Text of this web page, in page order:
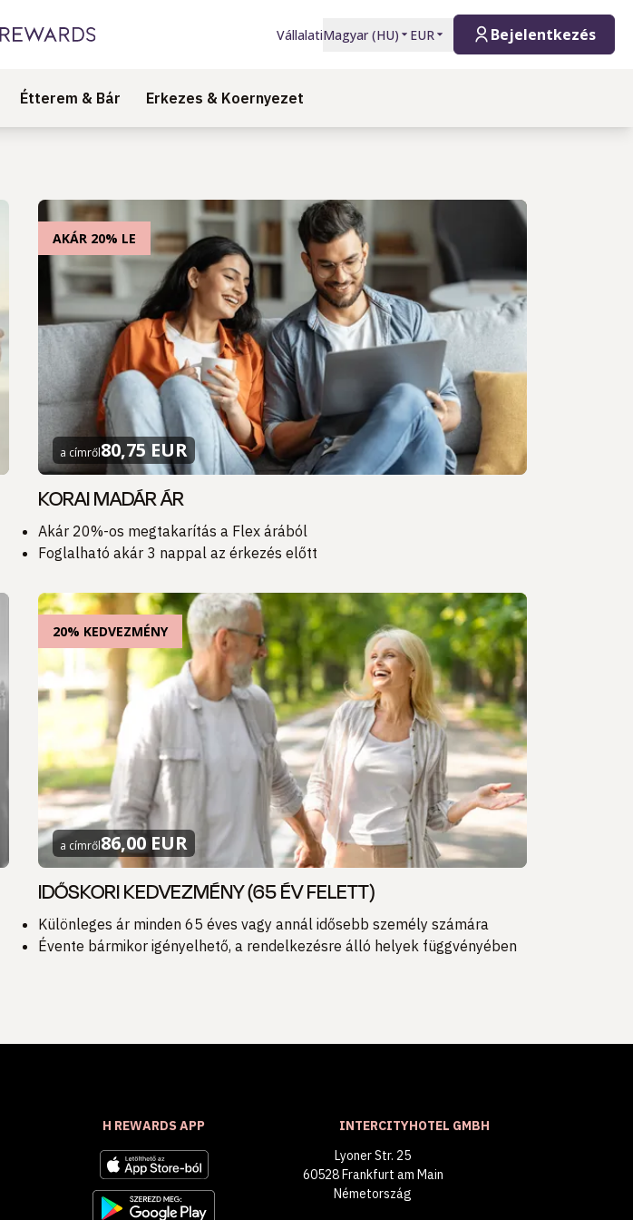
VállalatiMagyar(HU) EUR Bejelentkezés
Étterem & Bár Erkezes & Koernyezet
AKÁR 20% LE
a címről80,75 EUR
KORAI MADÁR ÁR
Akár 20%-os megtakarítás a Flex árából
Foglalható akár 3 nappal az érkezés előtt
20% KEDVEZMÉNY
a címről86,00 EUR
IDŐSKORI KEDVEZMÉNY (65 ÉV FELETT)
Különleges ár minden 65 éves vagy annál idősebb személy számára
Évente bármikor igényelhető, a rendelkezésre álló helyek függvényében
H REWARDS APP
INTERCITYHOTEL GMBH
Lyoner Str. 25
60528 Frankfurt am Main
Németország